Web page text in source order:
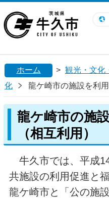
閉じる
ホーム > 観光・文化
化
龍ケ崎市の施設を利
龍ケ崎市の施
（相互利用）
牛久市では、平成
共施設の利用促進と
龍ケ崎市と「公の施